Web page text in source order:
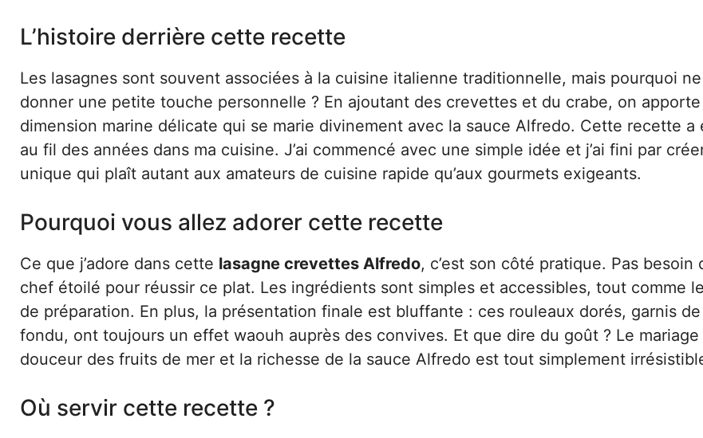
L’histoire derrière cette recette
Les lasagnes sont souvent associées à la cuisine italienne traditionnelle, mais pourquoi
donner une petite touche personnelle ? En ajoutant des crevettes et du crabe, on
dimension marine délicate qui se marie divinement avec la sauce Alfredo. Cette recette a
au fil des années dans ma cuisine. J’ai commencé avec une simple idée et j’ai fini par
unique qui plaît autant aux amateurs de cuisine rapide qu’aux gourmets exigeants.
Pourquoi vous allez adorer cette recette
Ce que j’adore dans cette lasagne crevettes Alfredo, c’est son côté pratique. Pas besoin
chef étoilé pour réussir ce plat. Les ingrédients sont simples et accessibles, tout comme
de préparation. En plus, la présentation finale est bluffante : ces rouleaux dorés, garnis
fondu, ont toujours un effet waouh auprès des convives. Et que dire du goût ? Le
douceur des fruits de mer et la richesse de la sauce Alfredo est tout simplement
Où servir cette recette ?